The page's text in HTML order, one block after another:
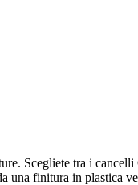
Scegliete tra i
una finitura in plastica